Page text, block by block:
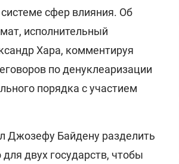
сфер влияния. Об
исполнительный
Хара, комментируя
по денуклеаризации
порядка с участием
Джозефу Байдену разделить
двух государств, чтобы